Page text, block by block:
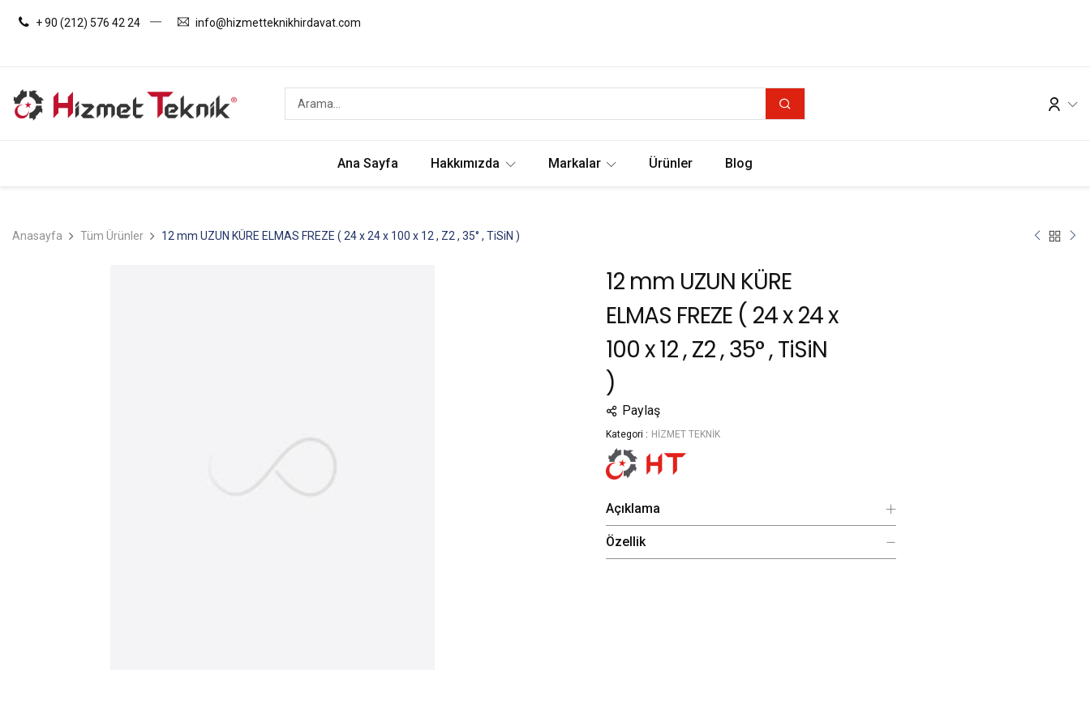
+ 90 (212) 576 42 24 info@hizmetteknikhirdavat.com
Ana Sayfa Hakkımızda Markalar Ürünler Blog
Anasayfa Tüm Ürünler 12 mm UZUN KÜRE ELMAS FREZE ( 24 x 24 x 100 x 12 , Z2 , 35° , TiSiN )
12 mm UZUN KÜRE
ELMAS FREZE ( 24 x 24 x
100 x 12 , Z2 , 35° , TiSiN
)
Paylaş
Kategori : HİZMET TEKNİK
Açıklama
Özellik